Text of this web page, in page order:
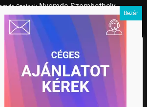
böngészési élmény fokozására,
vagy tartalmak megjelenítésére,
A "Mindent elfogad" gombra
a cookie-k használatához.
Szolnok Nyomda Szombathely
Nyomda Tatabánya Nyomda Vác
Nyomda Érd nyomtatás
Budapesten
Szitanyomda Budapesten